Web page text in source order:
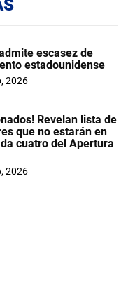
escasez de
estadounidense
2026
Revelan lista de
que no estarán en
cuatro del Apertura
2026